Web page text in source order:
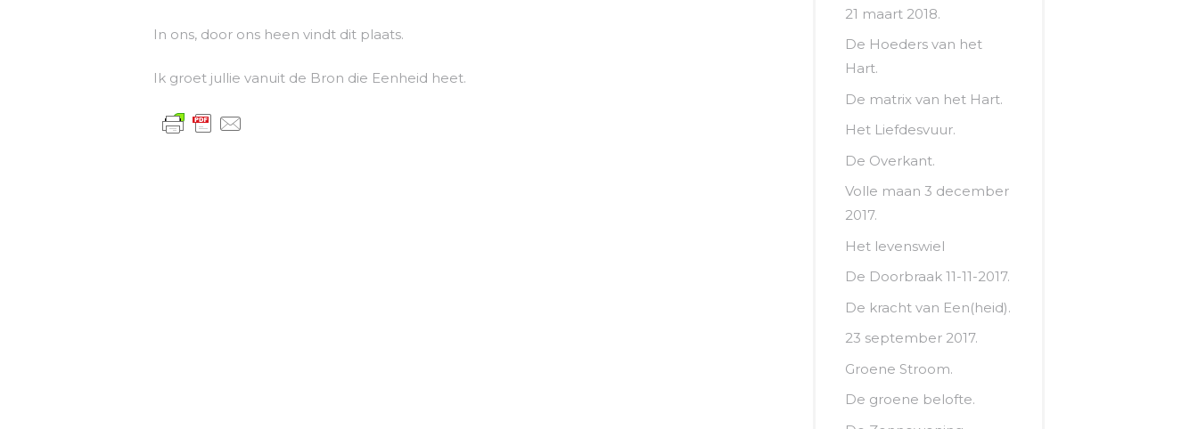
In ons, door ons heen vindt dit plaats.
Ik groet jullie vanuit de Bron die Eenheid heet.
21 maart 2018.
De Hoeders van het
Hart.
De matrix van het Hart.
Het Liefdesvuur.
De Overkant.
Volle maan 3 december
2017.
Het levenswiel
De Doorbraak 11-11-2017.
De kracht van Een(heid).
23 september 2017.
Groene Stroom.
De groene belofte.